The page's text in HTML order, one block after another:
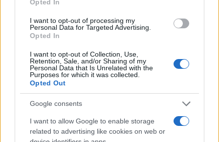
Opted In
I want to opt-out of processing my
Personal Data for Targeted Advertising.
Opted In
I want to opt-out of Collection, Use,
Retention, Sale, and/or Sharing of my
Personal Data that Is Unrelated with the
Purposes for which it was collected.
Opted Out
Google consents
I want to allow Google to enable storage
related to advertising like cookies on web or